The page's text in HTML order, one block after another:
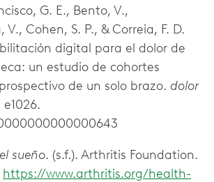
G. E., Bento, V.,
Cohen, S. P., & Correia, F. D.
digital para el dolor de
un estudio de cohortes
de un solo brazo. dolor
e1026.
sueño. (s.f.). Arthritis Foundation.
https://www.arthritis.org/health-